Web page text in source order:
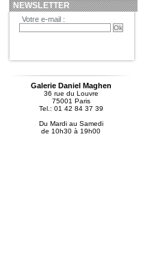
NEWSLETTER
Votre e-mail :
Galerie Daniel Maghen
36 rue du Louvre
75001 Paris
Tel.: 01 42 84 37 39
Du Mardi au Samedi
de 10h30 à 19h00